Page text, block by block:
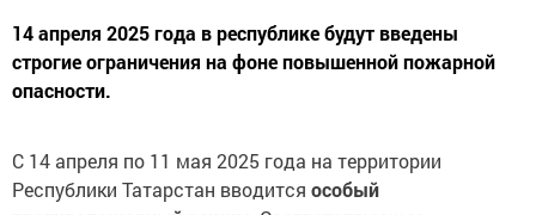
14 апреля 2025 года в республике будут введены
строгие ограничения на фоне повышенной пожарной
опасности.
С 14 апреля по 11 мая 2025 года на территории
Республики Татарстан вводится особый